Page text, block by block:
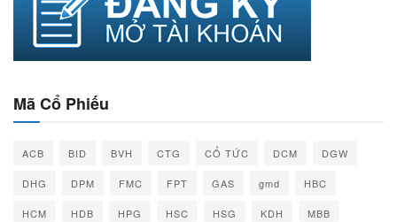
Mã Cổ Phiếu
ACB BID BVH CTG CỔ TỨC DCM DGW
DHG DPM FMC FPT GAS gmd HBC
HCM HDB HPG HSC HSG KDH MBB